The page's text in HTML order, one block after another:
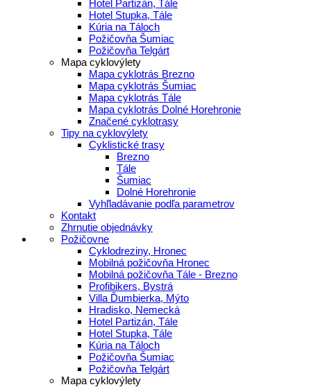
Hotel Partizán, Tále
Hotel Stupka, Tále
Kúria na Táloch
Požičovňa Šumiac
Požičovňa Telgárt
Mapa cyklovýlety
Mapa cyklotrás Brezno
Mapa cyklotrás Šumiac
Mapa cyklotrás Tále
Mapa cyklotrás Dolné Horehronie
Značené cyklotrasy
Tipy na cyklovýlety
Cyklistické trasy
Brezno
Tále
Šumiac
Dolné Horehronie
Vyhľladávanie podľa parametrov
Kontakt
Zhrnutie objednávky
Požičovne
Cyklodreziny, Hronec
Mobilná požičovňa Hronec
Mobilná požičovňa Tále - Brezno
Profibikers, Bystrá
Villa Ďumbierka, Mýto
Hradisko, Nemecká
Hotel Partizán, Tále
Hotel Stupka, Tále
Kúria na Táloch
Požičovňa Šumiac
Požičovňa Telgárt
Mapa cyklovýlety